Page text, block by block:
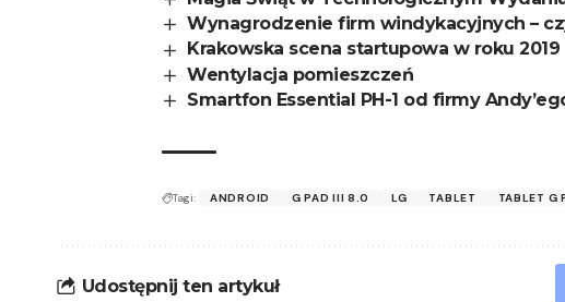
Wynagrodzenie firm windykacyjnych –
Krakowska scena startupowa w roku 2019
Wentylacja pomieszczeń
Smartfon Essential PH-1 od firmy
Tagi: ANDROID G PAD III 8.0 LG TABLET TABLET G
Udostępnij ten artykuł